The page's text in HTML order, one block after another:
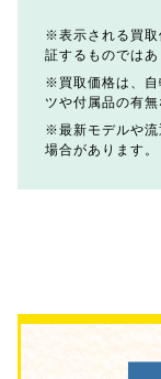
表示される買
証するものではあ
買取価格は、
ツや付属品の有
最新モデルや
場合があります。